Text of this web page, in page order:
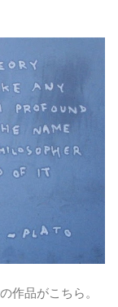
の作品がこちら。